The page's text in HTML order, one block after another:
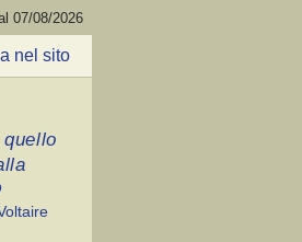
07/08/2026
nel sito